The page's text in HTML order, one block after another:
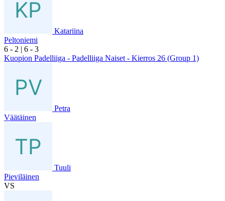
Katariina
Peltoniemi
6 - 2 | 6 - 3
Kuopion Padelliiga - Padelliiga Naiset - Kierros 26 (Group 1)
Petra
Väätäinen
Tuuli
Pieviläinen
VS